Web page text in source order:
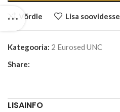
Võrdle Lisa soovidesse
Kategooria: 2 Eurosed UNC
Share:
LISAINFO